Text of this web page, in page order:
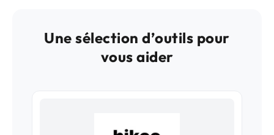
Une sélection d’outils pour
vous aider